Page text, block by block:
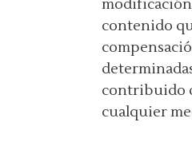
contenido
contribuido
cualquier